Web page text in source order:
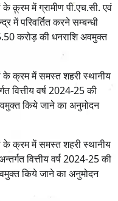
के क्रम में ग्रामीण पी.एच.सी. एवं
में परिवर्तित करने सम्बन्धी
करोड़ की धनराशि अवमुक्त
के क्रम में समस्त शहरी स्थानीय
वित्तीय वर्ष 2024-25 की
किये जाने का अनुमोदन
के क्रम में समस्त शहरी स्थानीय
वित्तीय वर्ष 2024-25 की
किये जाने का अनुमोदन